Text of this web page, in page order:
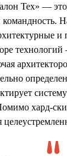
Тех» — это
хард-